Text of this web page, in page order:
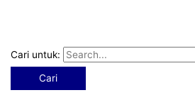
Cari untuk: